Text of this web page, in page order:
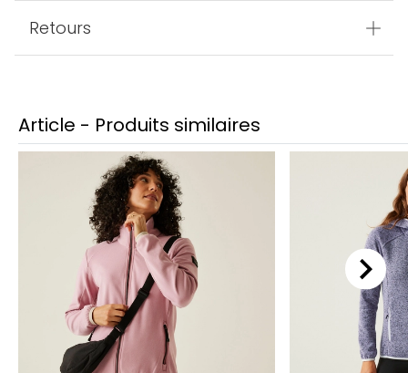
Retours
Article - Produits similaires